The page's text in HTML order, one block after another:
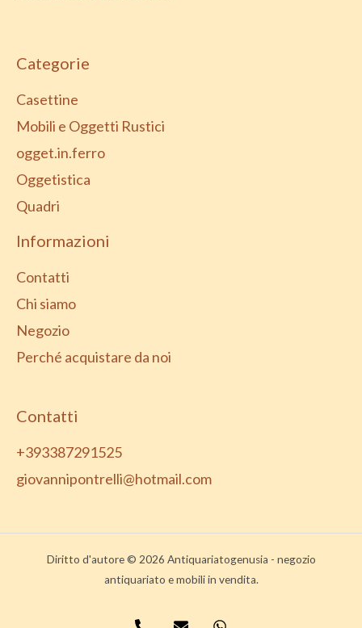
Categorie
Casettine
Mobili e Oggetti Rustici
ogget.in.ferro
Oggetistica
Quadri
Informazioni
Contatti
Chi siamo
Negozio
Perché acquistare da noi
Contatti
+393387291525
giovannipontrelli@hotmail.com
Diritto d'autore © 2026 Antiquariatogenusia - negozio
antiquariato e mobili in vendita.